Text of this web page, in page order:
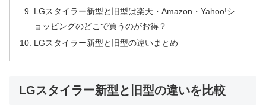
LGスタイラー新型と旧型は楽天・Amazon・Yahoo!シ
ョッピングのどこで買うのがお得？
LGスタイラー新型と旧型の違いまとめ
LGスタイラー新型と旧型の違いを比較